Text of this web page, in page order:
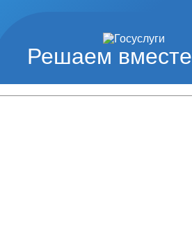
Решаем вместе